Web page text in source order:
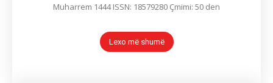
Muharrem 1444 ISSN: 18579280 Çmimi: 50 den
Lexo më shumë